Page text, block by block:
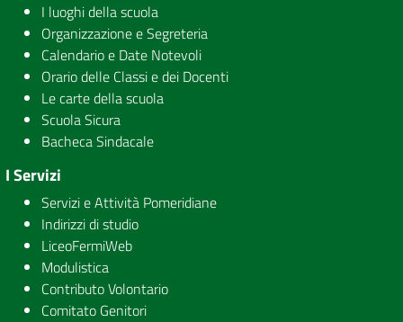
I luoghi della scuola
Organizzazione e Segreteria
Calendario e Date Notevoli
Orario delle Classi e dei Docenti
Le carte della scuola
Scuola Sicura
Bacheca Sindacale
I Servizi
Servizi e Attività Pomeridiane
Indirizzi di studio
LiceoFermiWeb
Modulistica
Contributo Volontario
Comitato Genitori